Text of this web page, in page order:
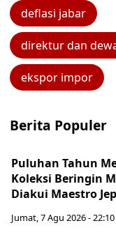
deflasi jabar
direktur dan
ekspor impor
Berita Populer
Puluhan Tahun
Koleksi Beringin
Diakui Maestro
Jumat, 7 Agu 2026 - 22:10